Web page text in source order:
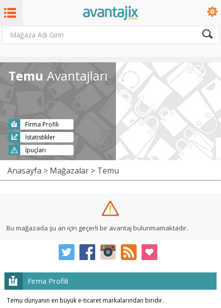
Temu Avantajları
Firma Profili
İstatistikler
İpuçları
Anasayfa > Mağazalar > Temu
Bu mağazada şu an için geçerli bir avantaj bulunmamaktadır.
Firma Profili
Temu dünyanın en büyük e-ticaret markalarından biridir.